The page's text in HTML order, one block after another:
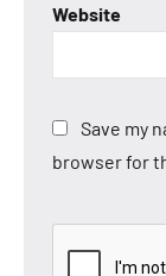
Website
Save my
browser for